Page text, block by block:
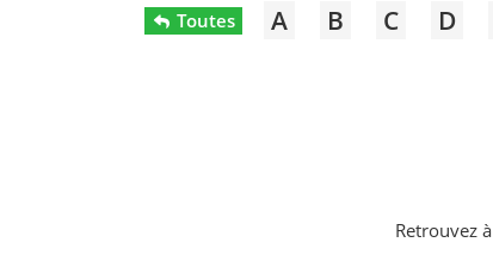
Toutes A B C D
Retrouvez à